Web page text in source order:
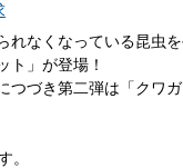
れなくなっている昆虫
ト」が登場！
つづき第二弾は「クワ
。